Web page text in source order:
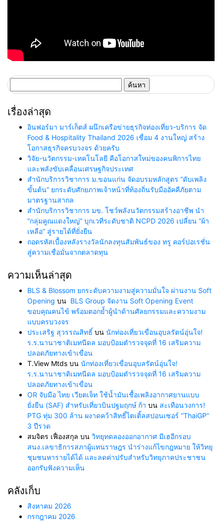
สำหรับ:
เรื่องล่าสุด
อินฟอร์มา มาร์เก็ตส์ ผนึกเครือข่ายธุรกิจท่องเที่ยว-บริการ จัด
Food & Hospitality Thailand 2026 เชื่อม 4 งานใหญ่ สร้าง
โอกาสธุรกิจครบวงจร ด้วยครับ
วิจัย-นวัตกรรม-เทคโนโลยี คือโอกาสใหม่ของคนพิการไทย
และพลังขับเคลื่อนเศรษฐกิจประเทศ
สำนักบริการวิชาการ ม.ขอนแก่น จัดอบรมหลักสูตร “ดับเพลิง
ขั้นต้น” ยกระดับศักยภาพเจ้าหน้าที่ท้องถิ่นรับมืออัคคีภัยตาม
มาตรฐานสากล
สำนักบริการวิชาการ มข. โชว์พลังนวัตกรรมสร้างอาชีพ นำ
“กลุ่มคูณแดงใหญ่” บุกเวทีระดับชาติ NCPD 2026 เปลี่ยน “ผ้า
เหลือ” สู่รายได้ที่ยั่งยืน
ถอดรหัสเบื้องหลังรางวัลนักลงทุนสัมพันธ์ของ ทรู คอร์ปอเรชั่น
สู่ความเชื่อมั่นจากตลาดทุน
ความเห็นล่าสุด
BLS & Blossom ยกระดับความงามสู่ความมั่นใจ ผ่านงาน Soft
Opening บน BLS Group จัดงาน Soft Opening Event
ขอบคุณคนไข้ พร้อมตอกย้ำผู้นำด้านศัลยกรรมและความงาม
แบบครบวงจร
ประเสริฐ สุวรรณสิทธิ์ บน นักท่องเที่ยวเขื่อนอุบลรัตน์อุ่นใจ!
ร.ร.นานาชาติเมทนีดล มอบป้อมตำรวจจุดที่ 16 เสริมความ
ปลอดภัยทางเข้าเขื่อน
T.View Mtds บน นักท่องเที่ยวเขื่อนอุบลรัตน์อุ่นใจ!
ร.ร.นานาชาติเมทนีดล มอบป้อมตำรวจจุดที่ 16 เสริมความ
ปลอดภัยทางเข้าเขื่อน
OR จับมือ ไทย เวียตเจ็ท ใช้น้ำมันเชื้อเพลิงอากาศยานแบบ
ยั่งยืน (SAF) สำหรับเที่ยวบินปฐมฤกษ์ ก้า บน สะเทือนวงการ!
PTG ทุ่ม 300 ล้าน ผงาดคว้าสิทธิ์ไตเติ้ลสปอนเซอร์ “ThaiGP”
3 ปีรวด
สมจิตร เฟื่องสกุล บน วิทยุทดลองออกอากาศ มีเฮอีกรอบ
สนง.เลขาธิการสภาผู้แทนราษฎร นำร่างแก้ไขกฎหมาย ให้วิทยุ
ชุมชนหารายได้ได้ และลดค่าปรับสำหรับวิทยุภาคประชาชน
ออกรับฟังความเห็น
คลังเก็บ
สิงหาคม 2026
กรกฎาคม 2026